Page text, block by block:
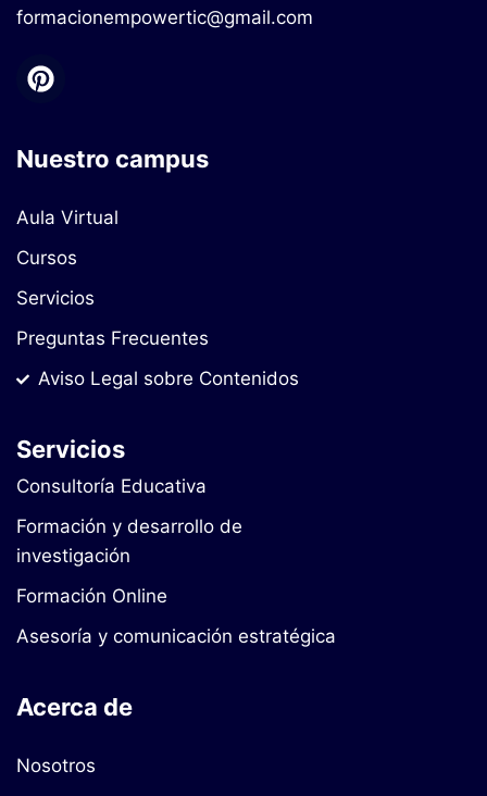
formacionempowertic@gmail.com
Nuestro campus
Aula Virtual
Cursos
Servicios
Preguntas Frecuentes
Aviso Legal sobre Contenidos
Servicios
Consultoría Educativa
Formación y desarrollo de
investigación
Formación Online
Asesoría y comunicación estratégica
Acerca de
Nosotros